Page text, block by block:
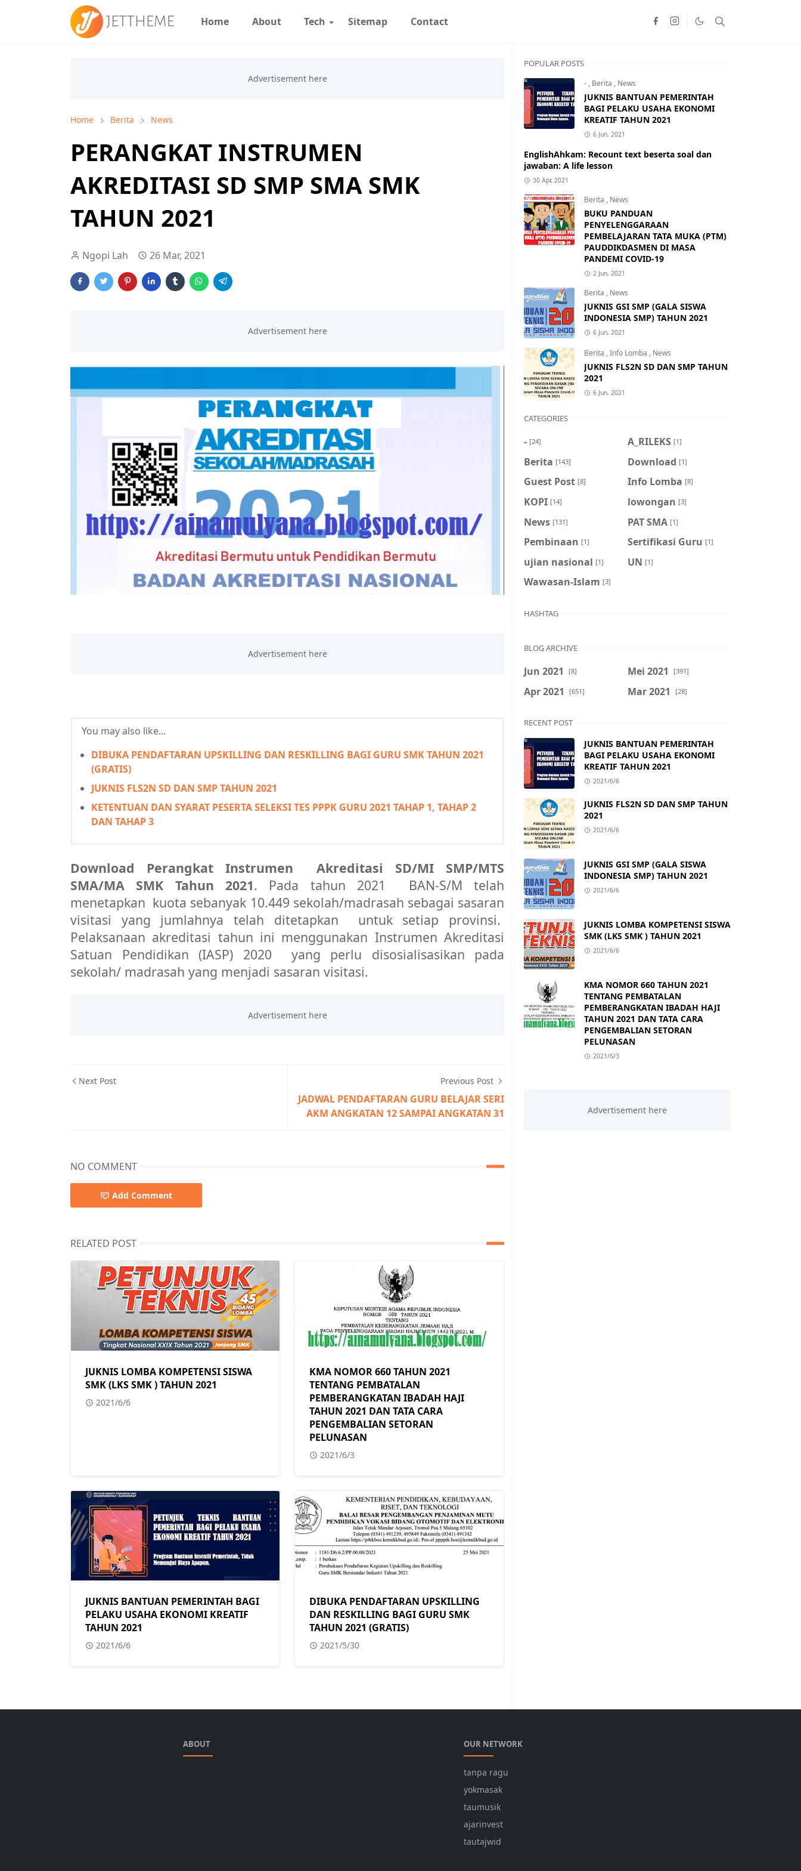
Home About Tech Sitemap Contact
Home Berita News
PERANGKAT INSTRUMEN
AKREDITASI SD SMP SMA SMK
TAHUN 2021
Ngopi Lah 26 Mar, 2021
You may also like...
DIBUKA PENDAFTARAN UPSKILLING DAN RESKILLING BAGI GURU SMK TAHUN 2021
(GRATIS)
JUKNIS FLS2N SD DAN SMP TAHUN 2021
KETENTUAN DAN SYARAT PESERTA SELEKSI TES PPPK GURU 2021 TAHAP 1, TAHAP 2
DAN TAHAP 3
Download Perangkat Instrumen
Akreditasi SD/MI SMP/MTS
SMA/MA SMK Tahun 2021. Pada tahun 2021
BAN-S/M telah
menetapkan kuota sebanyak 10.449 sekolah/madrasah sebagai sasaran
visitasi yang jumlahnya telah ditetapkan
untuk setiap provinsi.
Pelaksanaan akreditasi tahun ini menggunakan Instrumen Akreditasi
Satuan Pendidikan (IASP) 2020
yang perlu disosialisasikan pada
sekolah/ madrasah yang menjadi sasaran visitasi.
Next Post Previous Post
JADWAL PENDAFTARAN GURU BELAJAR SERI
AKM ANGKATAN 12 SAMPAI ANGKATAN 31
NO COMMENT
Add Comment
RELATED POST
JUKNIS LOMBA KOMPETENSI SISWA
SMK (LKS SMK ) TAHUN 2021
2021/6/6
KMA NOMOR 660 TAHUN 2021
TENTANG PEMBATALAN
PEMBERANGKATAN IBADAH HAJI
TAHUN 2021 DAN TATA CARA
PENGEMBALIAN SETORAN
PELUNASAN
2021/6/3
JUKNIS BANTUAN PEMERINTAH BAGI
PELAKU USAHA EKONOMI KREATIF
TAHUN 2021
2021/6/6
DIBUKA PENDAFTARAN UPSKILLING
DAN RESKILLING BAGI GURU SMK
TAHUN 2021 (GRATIS)
2021/5/30
POPULAR POSTS
- , Berita , News
JUKNIS BANTUAN PEMERINTAH
BAGI PELAKU USAHA EKONOMI
KREATIF TAHUN 2021
6 Jun, 2021
EnglishAhkam: Recount text beserta soal dan
jawaban: A life lesson
30 Apr, 2021
Berita , News
BUKU PANDUAN
PENYELENGGARAAN
PEMBELAJARAN TATA MUKA (PTM)
PAUDDIKDASMEN DI MASA
PANDEMI COVID-19
2 Jun, 2021
Berita , News
JUKNIS GSI SMP (GALA SISWA
INDONESIA SMP) TAHUN 2021
6 Jun, 2021
Berita ,Info Lomba , News
JUKNIS FLS2N SD DAN SMP TAHUN
2021
6 Jun, 2021
CATEGORIES
- [24] A_RILEKS [1]
Berita [143] Download [1]
Guest Post [8] Info Lomba [8]
KOPI [14] lowongan [3]
News [131] PAT SMA [1]
Pembinaan [1] Sertifikasi Guru [1]
ujian nasional [1] UN [1]
Wawasan-Islam [3]
HASHTAG
BLOG ARCHIVE
Jun 2021 [8] Mei 2021 [391]
Apr 2021 [651] Mar 2021 [28]
RECENT POST
JUKNIS BANTUAN PEMERINTAH
BAGI PELAKU USAHA EKONOMI
KREATIF TAHUN 2021
2021/6/6
JUKNIS FLS2N SD DAN SMP TAHUN
2021
2021/6/6
JUKNIS GSI SMP (GALA SISWA
INDONESIA SMP) TAHUN 2021
2021/6/6
JUKNIS LOMBA KOMPETENSI SISWA
SMK (LKS SMK ) TAHUN 2021
2021/6/6
KMA NOMOR 660 TAHUN 2021
TENTANG PEMBATALAN
PEMBERANGKATAN IBADAH HAJI
TAHUN 2021 DAN TATA CARA
PENGEMBALIAN SETORAN
PELUNASAN
2021/6/3
ABOUT OUR NETWORK
tanpa ragu
yokmasak
taumusik
ajarinvest
tautajwid